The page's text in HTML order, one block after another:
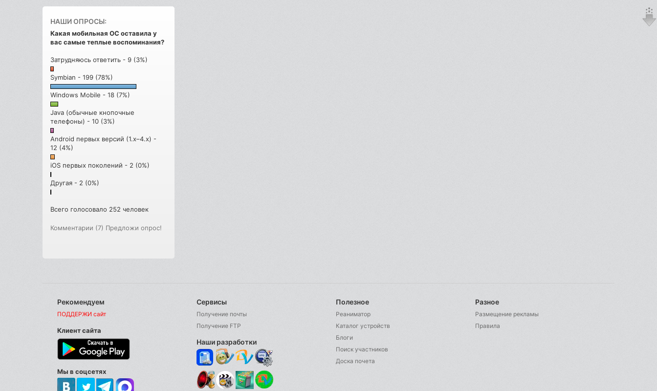
НАШИ ОПРОСЫ:
Какая мобильная ОС оставила у
вас самые теплые воспоминания?
Затрудняюсь ответить - 9 (3%)
Symbian - 199 (78%)
Windows Mobile - 18 (7%)
Java (обычные кнопочные
телефоны) - 10 (3%)
Android первых версий (1.x–4.x) -
12 (4%)
iOS первых поколений - 2 (0%)
Другая - 2 (0%)
Всего голосовало 252 человек
Комментарии (7) Предложи опрос!
Рекомендуем
ПОДДЕРЖИ сайт
Клиент сайта
Мы в соцсетях
Сервисы
Получение почты
Получение FTP
Наши разработки
Полезное
Реаниматор
Каталог устройств
Блоги
Поиск участников
Доска почета
Разное
Размещение рекламы
Правила